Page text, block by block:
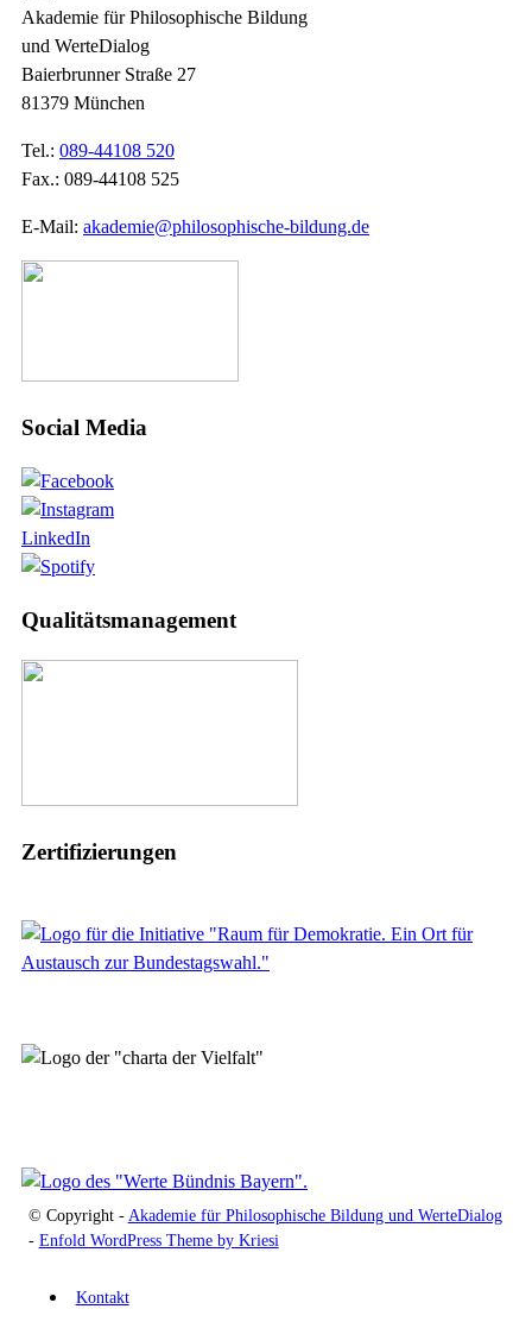
Akademie für Philosophische Bildung
und WerteDialog
Baierbrunner Straße 27
81379 München
Tel.: 089-44108 520
Fax.: 089-44108 525
E-Mail: akademie@philosophische-bildung.de
Social Media
LinkedIn
Qualitätsmanagement
Zertifizierungen
© Copyright - Akademie für Philosophische Bildung und WerteDialog
- Enfold WordPress Theme by Kriesi
Kontakt